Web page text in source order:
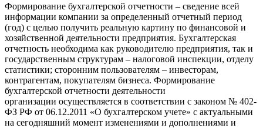
Формирование бухгалтерской отчетности – сведение всей
информации компании за определенный отчетный период
(год) с целью получить реальную картину по финансовой и
хозяйственной деятельности предприятия. Бухгалтерская
отчетность необходима как руководителю предприятия, так и
государственным структурам – налоговой инспекции, отделу
статистики; сторонним пользователям – инвесторам,
контрагентам, покупателям бизнеса. Формирование
бухгалтерской отчетности деятельности
организации осуществляется в соответствии с законом № 402-
ФЗ РФ от 06.12.2011 «О бухгалтерском учете» с актуальными
на сегодняшний момент изменениями и дополнениями и